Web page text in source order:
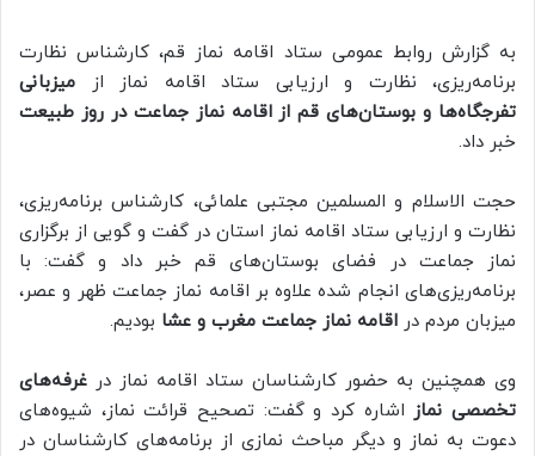
به گزارش روابط عمومی ستاد اقامه نماز قم، کارشناس نظارت
برنامه‌ریزی، نظارت و ارزیابی ستاد اقامه نماز از میزبانی
تفرجگاه‌ها و بوستان‌های قم از اقامه نماز جماعت در روز طبیعت
خبر داد.
حجت الاسلام و المسلمین مجتبی علمائی، کارشناس برنامه‌ریزی،
نظارت و ارزیابی ستاد اقامه نماز استان در گفت و گویی از برگزاری
نماز جماعت در فضای بوستان‌های قم خبر داد و گفت: با
برنامه‌ریزی‌های انجام شده علاوه بر اقامه نماز جماعت ظهر و عصر،
میزبان مردم در اقامه نماز جماعت مغرب و عشا بودیم.
وی همچنین به حضور کارشناسان ستاد اقامه نماز در غرفه‌های
تخصصی نمازاشاره کرد و گفت: تصحیح قرائت نماز، شیوه‌های
دعوت به نماز و دیگر مباحث نمازی از برنامه‌های کارشناسان در